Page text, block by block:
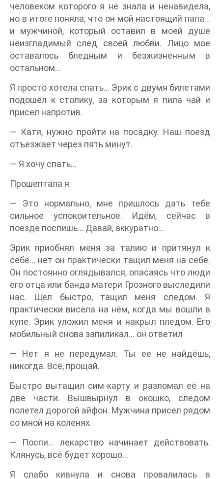
человеком которого я не знала и ненавидела,
но в итоге поняла, что он мой настоящий папа…
и мужчиной, который оставил в моей душе
неизгладимый след своей любви. Лицо мое
оставалось бледным и безжизненным в
остальном…
Я просто хотела спать… Эрик с двумя билетами
подошёл к столику, за которым я пила чай и
присел напротив.
— Катя, нужно пройти на посадку. Наш поезд
отъезжает через пять минут.
— Я хочу спать…
Прошептала я
— Это нормально, мне пришлось дать тебе
сильное успокоительное. Идём, сейчас в
поезде поспишь… Давай, аккуратно…
Эрик приобнял меня за талию и притянул к
себе… нет он практически тащил меня на себе.
Он постоянно оглядывался, опасаясь что люди
его отца или банда матери Грозного выследили
нас. Шел быстро, тащил меня следом. Я
практически висела на нём, когда мы вошли в
купе. Эрик уложил меня и накрыл пледом. Его
мобильный снова запиликал… он ответил
— Нет я не передумал. Ты ее не найдёшь,
никогда. Всё, прощай.
Быстро вытащил сим-карту и разломал её на
две части. Вышвырнул в окошко, следом
полетел дорогой айфон. Мужчина присел рядом
со мной на коленях.
— Поспи… лекарство начинает действовать.
Клянусь, всё будет хорошо…
Я слабо кивнула и снова провалилась в